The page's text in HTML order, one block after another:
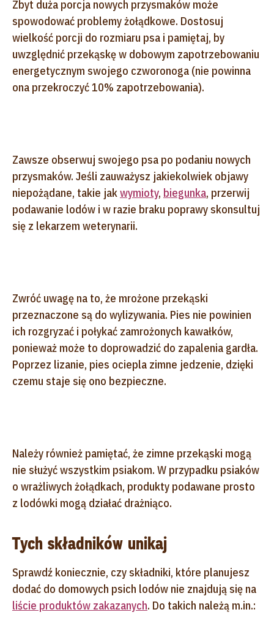
Zbyt duża porcja nowych przysmaków może
spowodować problemy żołądkowe. Dostosuj
wielkość porcji do rozmiaru psa i pamiętaj, by
uwzględnić przekąskę w dobowym zapotrzebowaniu
energetycznym swojego czworonoga (nie powinna
ona przekroczyć 10% zapotrzebowania).
Zawsze obserwuj swojego psa po podaniu nowych
przysmaków. Jeśli zauważysz jakiekolwiek objawy
niepożądane, takie jakwymioty, biegunka, przerwij
podawanie lodów i w razie braku poprawy skonsultuj
się z lekarzem weterynarii.
Zwróć uwagę na to, że mrożone przekąski
przeznaczone są do wylizywania. Pies nie powinien
ich rozgryzać i połykać zamrożonych kawałków,
ponieważ może to doprowadzić do zapalenia gardła.
Poprzez lizanie, pies ociepla zimne jedzenie, dzięki
czemu staje się ono bezpieczne.
Należy również pamiętać, że zimne przekąski mogą
nie służyć wszystkim psiakom. W przypadku psiaków
o wrażliwych żołądkach, produkty podawane prosto
z lodówki mogą działać drażniąco.
Tych składników unikaj
Sprawdź koniecznie, czy składniki, które planujesz
dodać do domowych psich lodów nie znajdują się na
liście produktów zakazanych. Do takich należą m.in.: